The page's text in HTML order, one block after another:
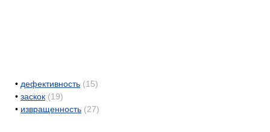
• дефективность (15)
• заскок (19)
• извращенность (27)